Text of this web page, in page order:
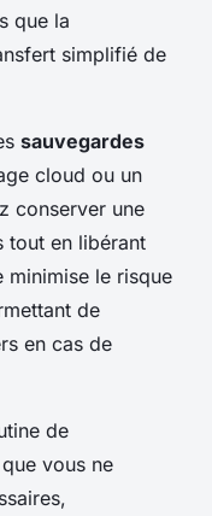
que la
simplifié de
sauvegardes
cloud ou un
conserver une
tout en libérant
minimise le risque
de
en cas de
de
vous ne